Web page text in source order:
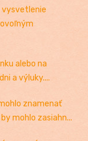
vysvetlenie
alebo na
a výluky....
znamenať
mohlo zasiahn...